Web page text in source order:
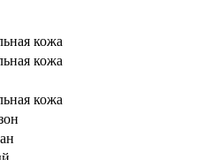
кожа
кожа
кожа